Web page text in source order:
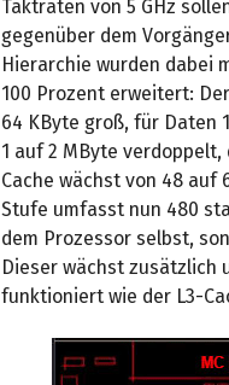
Taktraten von 5 GHz
gegenüber dem
Hierarchie wurden dabei
100 Prozent erweitert:
64 KByte groß, für Daten
1 auf 2 MByte
Cache wächst von 48 auf
Stufe umfasst nun 480
dem Prozessor selbst,
Dieser wächst zusätzlich
funktioniert wie der L3-